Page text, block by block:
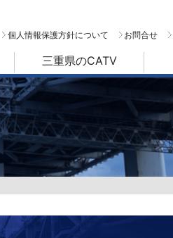
個人情報保護方針について お問合せ
三重県のCATV